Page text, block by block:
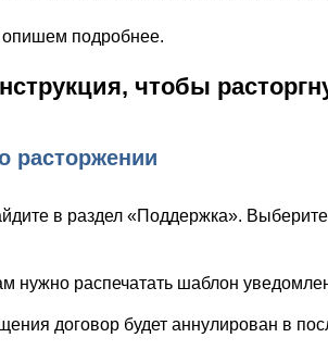
подробнее.
чтобы
расторжении
в раздел «Поддержка».
нужно распечатать шаблон
договор будет аннулирован в